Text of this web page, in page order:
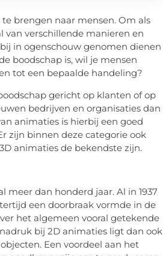
brengen naar mensen. Om als
van verschillende manieren en
in ogenschouw genomen dienen
boodschap is, wil je mensen
tot een bepaalde handeling?
gericht op klanten of op
bedrijven en organisaties dan
animaties is hierbij een goed
zijn binnen deze categorie ook
animaties de bekendste zijn.
meer dan honderd jaar. Al in 1937
een doorbraak vormde in de
het algemeen vooral getekende
bij 2D animaties ligt dan ook
Een voordeel aan het